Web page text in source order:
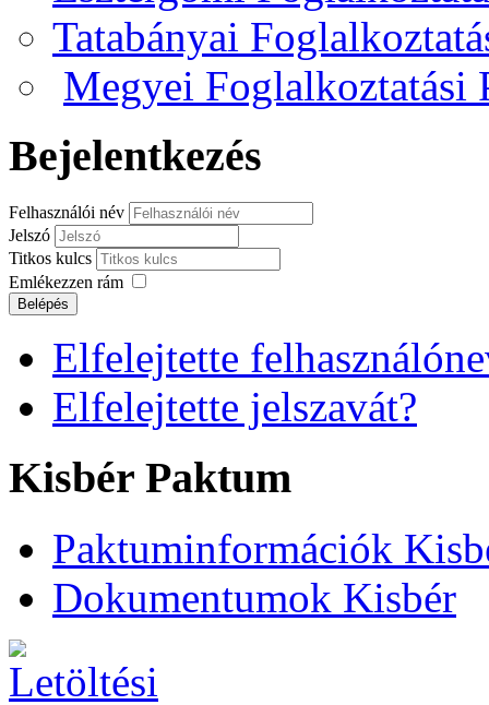
Tatabányai
Megyei Foglalkoztatási
Bejelentkezés
Felhasználói név
Jelszó
Titkos kulcs
Emlékezzen rám
Belépés
Elfelejtette
Elfelejtette jelszavát?
Kisbér Paktum
Paktuminformációk
Dokumentumok Kisbér